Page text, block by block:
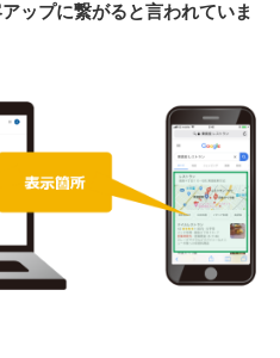
ップに繋がると言われていま